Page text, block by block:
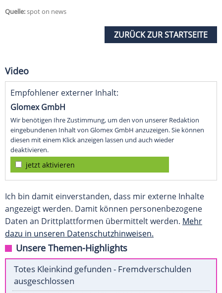
Quelle:spot on news
ZURÜCK ZUR STARTSEITE
Video
Empfohlener externer Inhalt:
Glomex GmbH
Wir benötigen Ihre Zustimmung, um den von unserer Redaktion
eingebundenen Inhalt von Glomex GmbH anzuzeigen. Sie können
diesen mit einem Klick anzeigen lassen und auch wieder
deaktivieren.
jetzt aktivieren
Ich bin damit einverstanden, dass mir externe Inhalte
angezeigt werden. Damit können personenbezogene
Daten an Drittplattformen übermittelt werden. Mehr
dazu in unseren Datenschutzhinweisen.
Unsere Themen-Highlights
Totes Kleinkind gefunden - Fremdverschulden
ausgeschlossen